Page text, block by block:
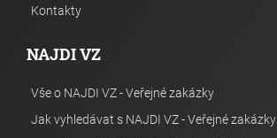
Kontakty
NAJDI VZ
Vše o NAJDI VZ - Veřejné zakázky
Jak vyhledávat s NAJDI VZ - Veřejné zakázky